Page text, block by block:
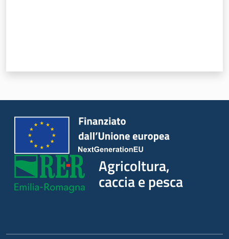
Agricoltura,
caccia e pesca